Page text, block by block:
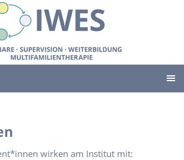
wirken am Institut mit: